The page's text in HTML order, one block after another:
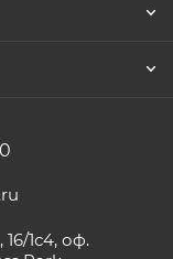
1с4, оф.